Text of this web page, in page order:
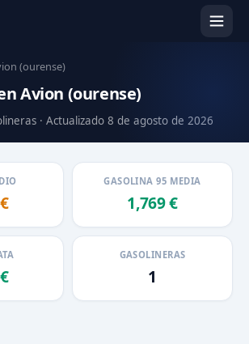
(ourense)
Avion (ourense)
· Actualizado 8 de agosto de 2026
GASOLINA 95 MEDIA
1,769 €
GASOLINERAS
1